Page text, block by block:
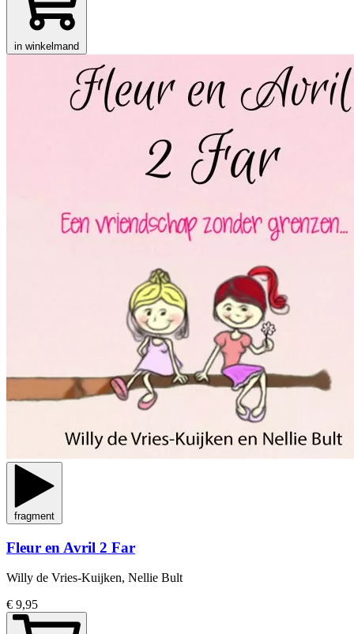
in winkelmand
fragment
Fleur en Avril 2 Far
Willy de Vries-Kuijken, Nellie Bult
€ 9,95